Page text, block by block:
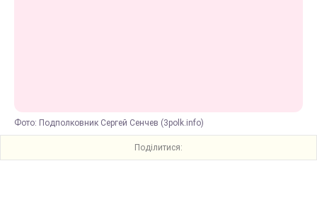
Фото: Подполковник Сергей Сенчев (3polk.info)
Поділитися: